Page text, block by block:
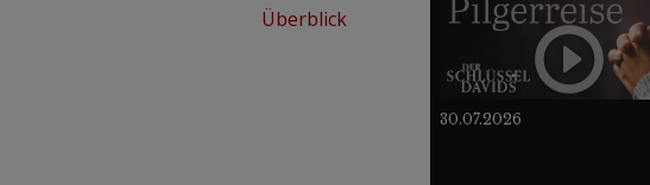
Überblick
30.07.2026